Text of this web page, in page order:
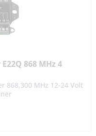
868 MHz 4
868,300 MHz 12-24 Volt